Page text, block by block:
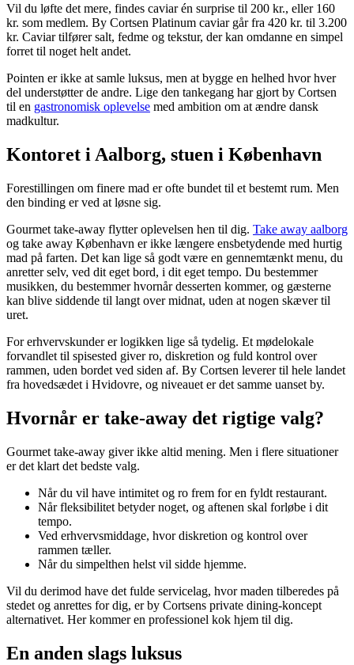
Vil du løfte det mere, findes caviar én surprise til 200 kr., eller 160
kr. som medlem. By Cortsen Platinum caviar går fra 420 kr. til 3.200
kr. Caviar tilfører salt, fedme og tekstur, der kan omdanne en simpel
forret til noget helt andet.
Pointen er ikke at samle luksus, men at bygge en helhed hvor hver
del understøtter de andre. Lige den tankegang har gjort by Cortsen
til en gastronomisk oplevelse med ambition om at ændre dansk
madkultur.
Kontoret i Aalborg, stuen i København
Forestillingen om finere mad er ofte bundet til et bestemt rum. Men
den binding er ved at løsne sig.
Gourmet take-away flytter oplevelsen hen til dig. Take away aalborg
og take away København er ikke længere ensbetydende med hurtig
mad på farten. Det kan lige så godt være en gennemtænkt menu, du
anretter selv, ved dit eget bord, i dit eget tempo. Du bestemmer
musikken, du bestemmer hvornår desserten kommer, og gæsterne
kan blive siddende til langt over midnat, uden at nogen skæver til
uret.
For erhvervskunder er logikken lige så tydelig. Et mødelokale
forvandlet til spisested giver ro, diskretion og fuld kontrol over
rammen, uden bordet ved siden af. By Cortsen leverer til hele landet
fra hovedsædet i Hvidovre, og niveauet er det samme uanset by.
Hvornår er take-away det rigtige valg?
Gourmet take-away giver ikke altid mening. Men i flere situationer
er det klart det bedste valg.
Når du vil have intimitet og ro frem for en fyldt restaurant.
Når fleksibilitet betyder noget, og aftenen skal forløbe i dit
tempo.
Ved erhvervsmiddage, hvor diskretion og kontrol over
rammen tæller.
Når du simpelthen helst vil sidde hjemme.
Vil du derimod have det fulde servicelag, hvor maden tilberedes på
stedet og anrettes for dig, er by Cortsens private dining-koncept
alternativet. Her kommer en professionel kok hjem til dig.
En anden slags luksus